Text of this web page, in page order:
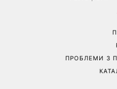
посуді: психологиня
пояснила, чому насправді